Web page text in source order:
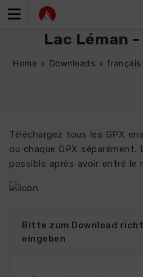
Inhalt
Lac Léman
Home » Downloads » français
Téléchargez tous les GPX
ou chaque GPX
possible après avoir entré le
Bitte zum Download
eingeben